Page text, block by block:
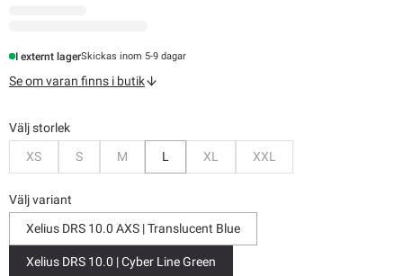
I externt lagerSkickas inom 5-9 dagar
Se om varan finns i butik
Välj storlek
XS
S M L XL XXL
Välj variant
Xelius DRS 10.0 AXS | Translucent Blue
Xelius DRS 10.0 | Cyber Line Green